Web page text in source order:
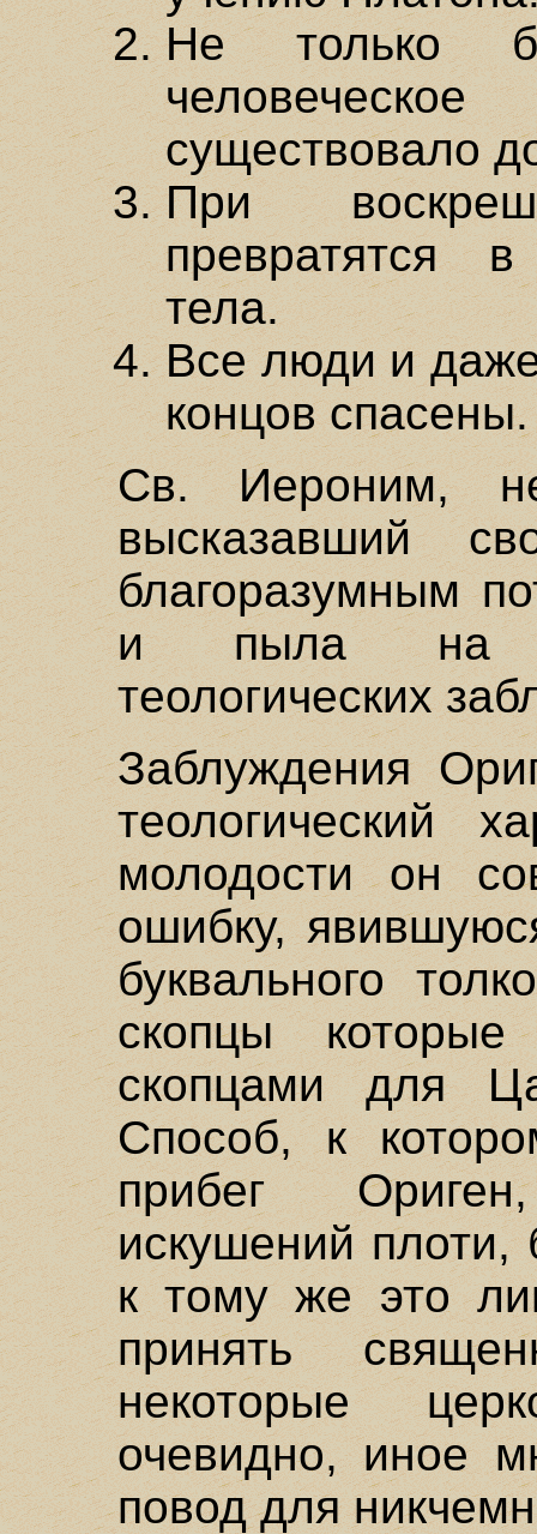
Не только
существовало
При
превратятся
тела.
Все люди и
концов спасены.
Св. Иероним,
высказавший
благоразумным
и пыла на
теологических
Заблуждения
теологический
молодости он
ошибку,
буквального
скопцы
скопцами для
Способ, к
прибег
искушений
к тому же это
принять
некоторые
очевидно, иное
повод для